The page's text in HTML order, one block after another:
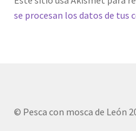
se procesan los datos de tus
© Pesca con mosca de León